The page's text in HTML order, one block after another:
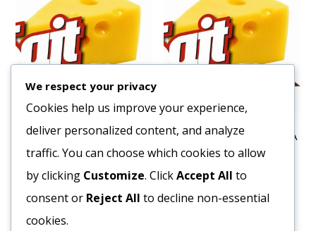
Tészta Fodros Kocka 4
tojásos 5 kg
1416Ft
Bruttó egység ár:ft/kg.
Tészta Penne 5kg DIVELLA
1020Ft
Bruttó egység ár:ft/kg.
We respect your privacy
Cookies help us improve your experience,
deliver personalized content, and analyze
traffic. You can choose which cookies to allow
by clicking Customize. ClickAccept All to
consent or Reject All to decline non-essential
cookies.